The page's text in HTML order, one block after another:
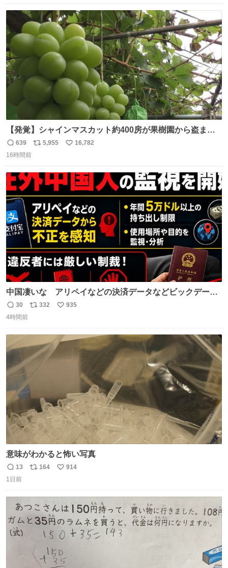
ト
数
数
【発覚】シャインマスカット約400房が果樹園から盗まれ
る 栃木・佐野市 news.livedoor.com/article/detail… 被害
に遭った果樹園には防犯カメラなどはなく、シャインマス
今年に入って同様の被害は確認されておらず、警察はパト
ロールを強化する。
返
信
639
リ
ト
数
5,955
い
16,782
16時間前
中国凄いな アリペイなどの決済データなどビックデータ
で海外にいる中国人の監視をはじめ、多額の資金決済など
があれば帰国命令を出しはじめたらしい。そして、パスポ
返
信
30
リ
数
332
い
数
935
4時間前
意味がわかると怖い写真
返
信
13
リ
ト
164
い
数
914
1日前